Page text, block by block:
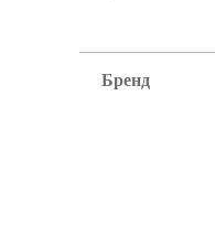
Бренд